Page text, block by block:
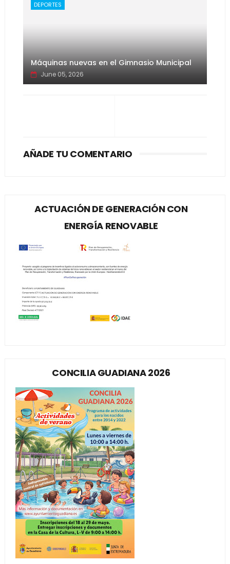
DEPORTES
Máquinas nuevas en el Gimnasio Municipal
June 05, 2026
AÑADE TU COMENTARIO
ACTUACIÓN DE GENERACIÓN CON
ENERGÍA RENOVABLE
CONCILIA GUADIANA 2026